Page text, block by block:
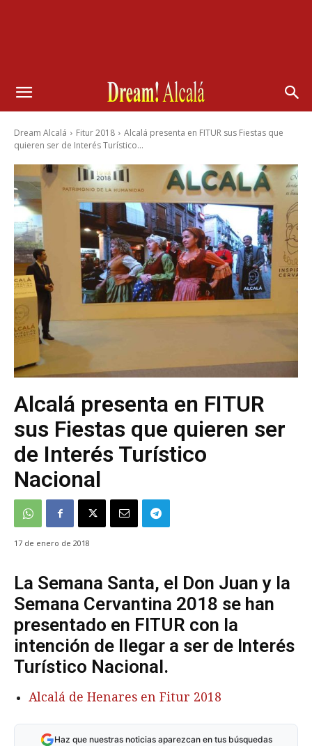
Dream Alcalá Fitur 2018
Alcalá presenta en FITUR sus Fiestas que
quieren ser de Interés Turístico...
Alcalá presenta en FITUR
sus Fiestas que quieren ser
de Interés Turístico
Nacional
17 de enero de 2018
La Semana Santa, el Don Juan y la
Semana Cervantina 2018 se han
presentado en FITUR con la
intención de llegar a ser de Interés
Turístico Nacional.
Alcalá de Henares en Fitur 2018
Haz que nuestras noticias aparezcan en tus búsquedas